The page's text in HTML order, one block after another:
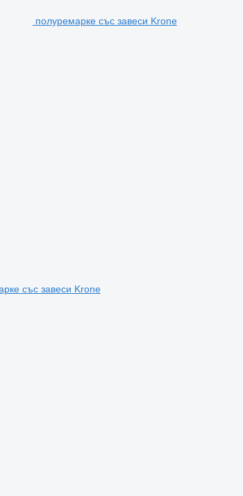
полуремарке със завеси Krone
със завеси Krone